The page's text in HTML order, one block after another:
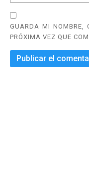
GUARDA MI NOMBRE,
PRÓXIMA VEZ QUE